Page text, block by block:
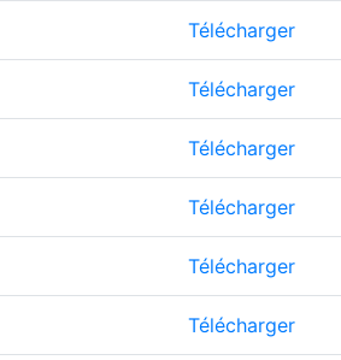
Télécharger
Télécharger
Télécharger
Télécharger
Télécharger
Télécharger